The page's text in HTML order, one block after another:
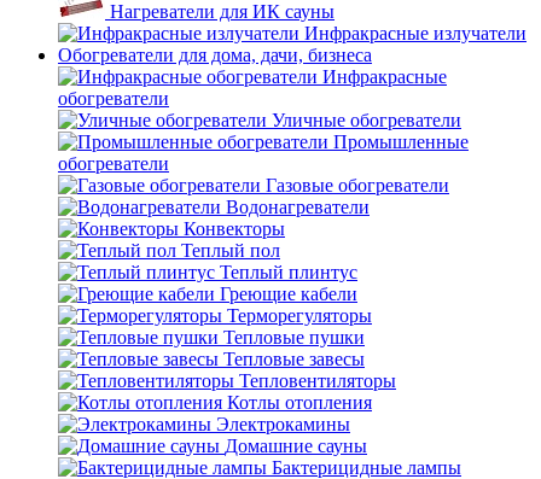
Нагреватели для ИК сауны
Инфракрасные излучатели
Обогреватели для дома, дачи, бизнеса
Инфракрасные
обогреватели
Уличные обогреватели
Промышленные
обогреватели
Газовые обогреватели
Водонагреватели
Конвекторы
Теплый пол
Теплый плинтус
Греющие кабели
Терморегуляторы
Тепловые пушки
Тепловые завесы
Тепловентиляторы
Котлы отопления
Электрокамины
Домашние сауны
Бактерицидные лампы